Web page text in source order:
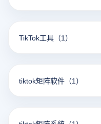
TikTok工具 （1）
tiktok矩阵软件 （1）